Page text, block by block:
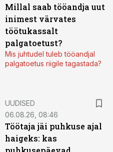
Millal saab tööandja uut
inimest värvates
töötukassalt
palgatoetust?
Mis juhtudel tuleb tööandjal
palgatoetus riigile tagastada?
UUDISED
06.08.26, 08:46
Töötaja jäi puhkuse ajal
haigeks: kas